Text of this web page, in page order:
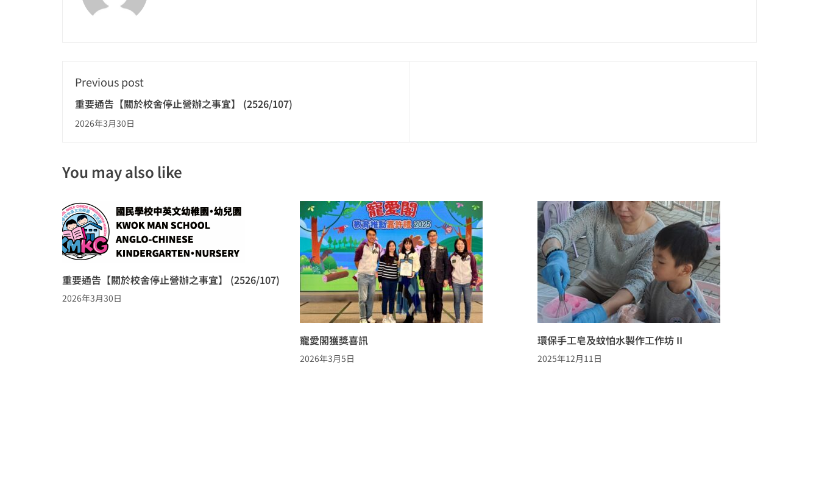
Previous post
重要通告【關於校舍停止營辦之事宜】 (2526/107)
2026年3月30日
You may also like
重要通告【關於校舍停止營辦之事宜】 (2526/107)
2026年3月30日
寵愛閣獲獎喜訊
2026年3月5日
環保手工皂及蚊怕水製作工作坊 II
2025年12月11日